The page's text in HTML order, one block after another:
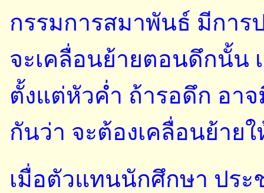
กรรมการสมาพันธ์ มีกา
จะเคลื่อนย้ายตอนดึกนั้น
ตั้งแต่หัวค่ำ ถ้ารอดึก อา
กันว่า จะต้องเคลื่อนย้ายใ
เมื่อตัวแทนนักศึกษา ปร